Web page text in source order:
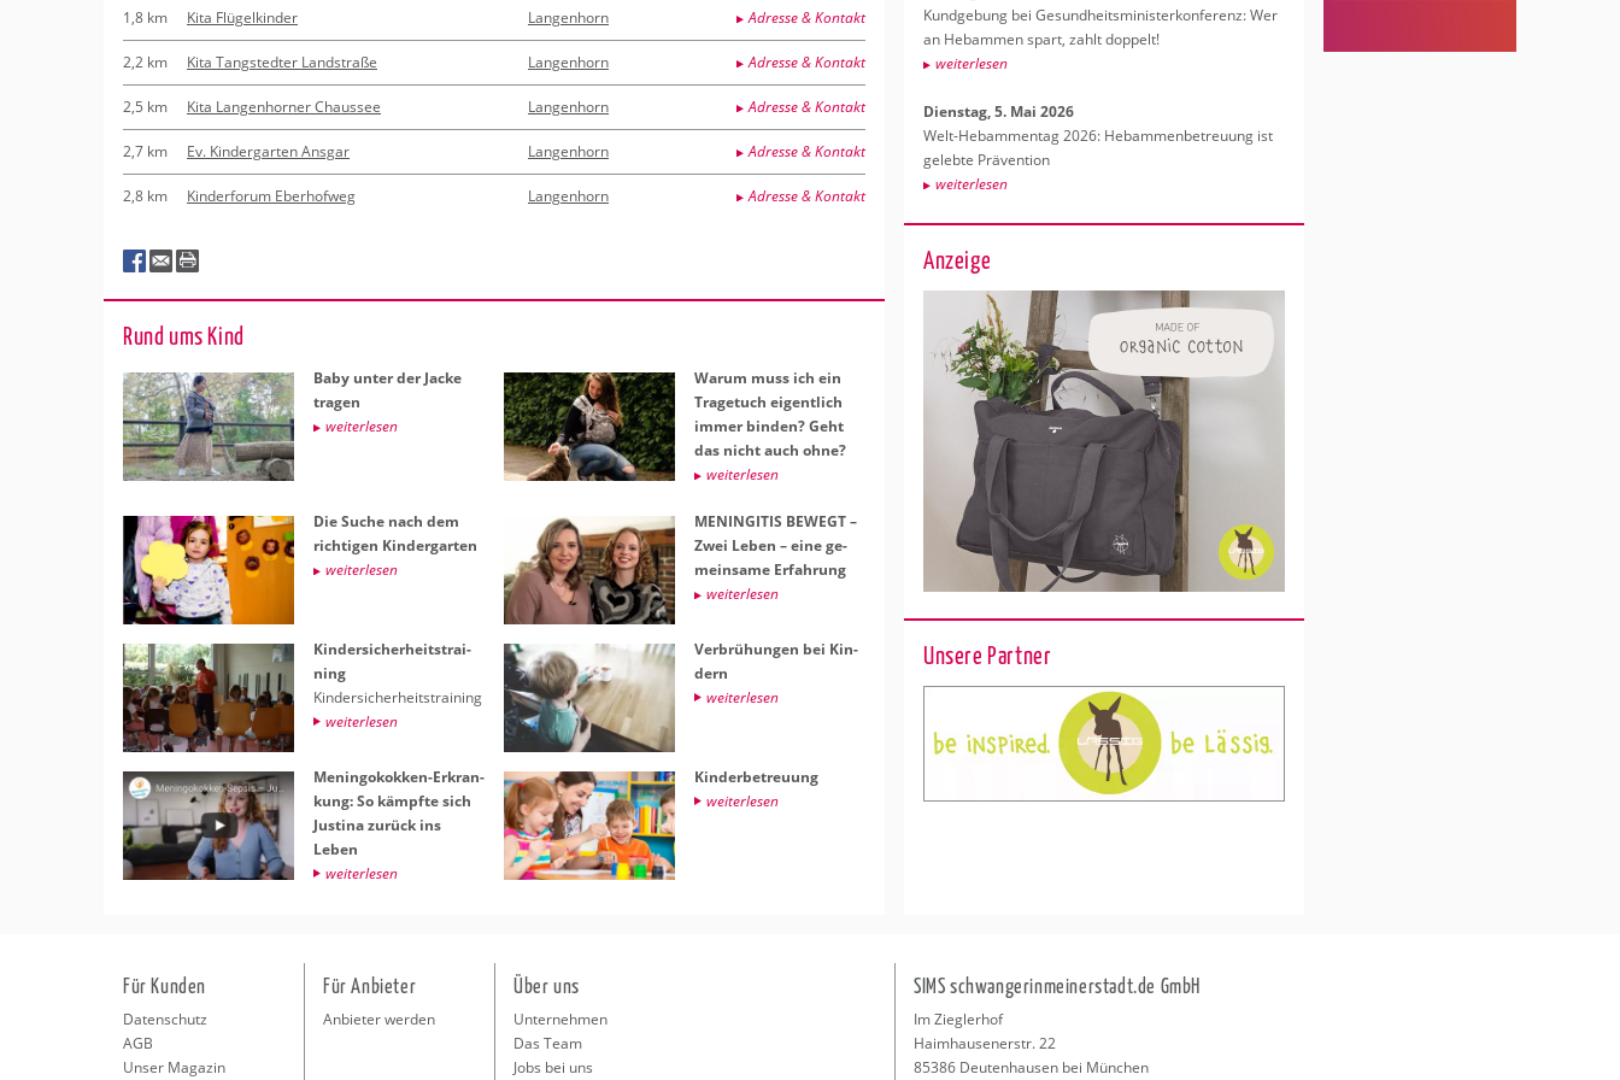
1,8 km Kita Flügelkinder Langenhorn Adresse & Kontakt
2,2 km Kita Tangstedter Landstraße Langenhorn Adresse & Kontakt
2,5 km Kita Langenhorner Chaussee Langenhorn Adresse & Kontakt
2,7 km Ev. Kindergarten Ansgar Langenhorn Adresse & Kontakt
2,8 km Kinderforum Eberhofweg Langenhorn Adresse & Kontakt
Rund ums Kind
Baby unter der Jacke
tra­gen
wei­ter­le­sen
Warum muss ich ein
Tra­ge­tuch ei­gent­lich
immer bin­den? Geht
das nicht auch ohne?
wei­ter­le­sen
Die Suche nach dem
rich­ti­gen Kin­der­gar­ten
wei­ter­le­sen
ME­NIN­GI­TIS BE­WEGT –
Zwei Leben – eine ge­
mein­sa­me Er­fah­rung
wei­ter­le­sen
Kin­der­si­cher­heits­trai­
ning
Kin­der­si­cher­heits­trai­ning
wei­ter­le­sen
Ver­brü­hun­gen bei Kin­
dern
wei­ter­le­sen
Me­nin­go­kok­ken-Er­kran­
kung: So kämpf­te sich
Jus­ti­na zu­rück ins
Leben
wei­ter­le­sen
Kin­der­be­treu­ung
wei­ter­le­sen
Kund­ge­bung bei Ge­sund­heits­mi­nis­ter­kon­fe­renz: Wer
an Heb­am­men spart, zahlt dop­pelt!
wei­ter­le­sen
Diens­tag, 5. Mai 2026
Welt-Heb­am­men­tag 2026: Heb­am­men­be­treu­ung ist
ge­leb­te Prä­ven­ti­on
wei­ter­le­sen
Anzeige
Unsere Partner
Für Kunden
Datenschutz
AGB
Unser Magazin
Für Anbieter
Anbieter werden
Über uns
Unternehmen
Das Team
Jobs bei uns
SIMS schwangerinmeinerstadt.de GmbH
Im Zieglerhof
Haimhausenerstr. 22
85386 Deutenhausen bei München